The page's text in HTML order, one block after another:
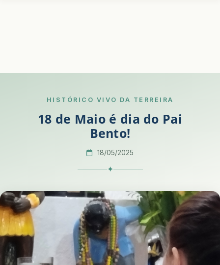
HISTÓRICO VIVO DA TERREIRA
18 de Maio é dia do Pai
Bento!
18/05/2025
✦